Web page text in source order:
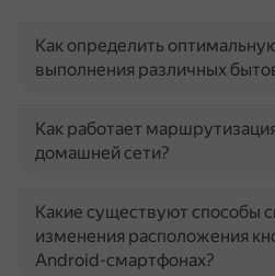
Как определить
выполнения различных
Как работает
домашней сети?
Какие существуют способы
изменения расположения
Android-смартфонах?